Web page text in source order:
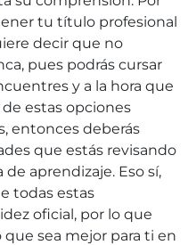
tu título profesional
decir que no
pues podrás cursar
y a la hora que
estas opciones
entonces deberás
que estás revisando
aprendizaje. Eso sí,
todas estas
oficial, por lo que
sea mejor para ti en